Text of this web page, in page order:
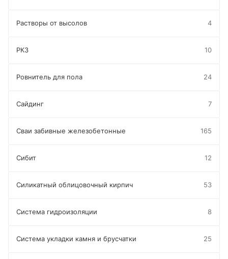
Растворы от высолов 4
РКЗ 10
Ровнитель для пола 24
Сайдинг 7
Сваи забивные железобетонные 165
Сибит 12
Силикатный облицовочный кирпич 53
Система гидроизоляции 8
Система укладки камня и брусчатки 25